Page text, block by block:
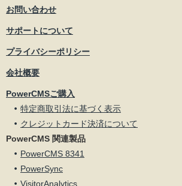
お問い合わせ
サポートについて
プライバシーポリシー
会社概要
PowerCMSご購入
特定商取引法に基づく表示
クレジットカード決済について
PowerCMS 関連製品
PowerCMS 8341
PowerSync
VisitorAnalytics